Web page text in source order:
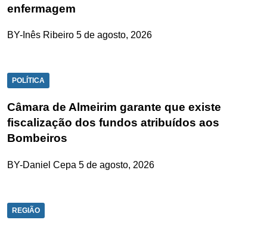
enfermagem
BY-Inês Ribeiro 5 de agosto, 2026
POLÍTICA
Câmara de Almeirim garante que existe
fiscalização dos fundos atribuídos aos
Bombeiros
BY-Daniel Cepa 5 de agosto, 2026
REGIÃO